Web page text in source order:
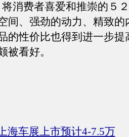
消费者喜爱和推崇的５
间、强劲的动力、精致的
的性价比也得到进一步提
被看好。
海车展上市预计4-7.5万